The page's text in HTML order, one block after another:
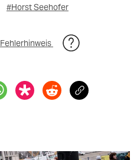
#Horst Seehofer
Fehlerhinweis